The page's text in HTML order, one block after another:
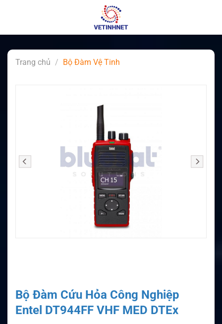
Trang chủ / Bộ Đàm Vệ Tinh
Bộ Đàm Cứu Hỏa Công Nghiệp
Entel DT944FF VHF MED DTEx